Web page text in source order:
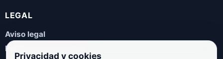
LEGAL
Aviso legal
Política de privacidad
Privacidad y cookies